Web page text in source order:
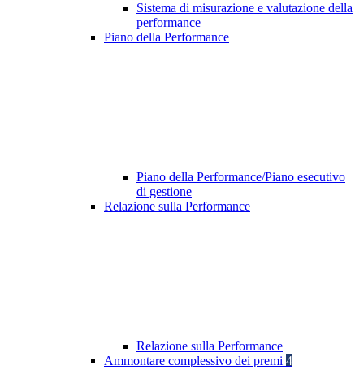
Sistema di misurazione e valutazione della
performance
Piano della Performance
Piano della Performance/Piano esecutivo
di gestione
Relazione sulla Performance
Relazione sulla Performance
Ammontare complessivo dei premi 4